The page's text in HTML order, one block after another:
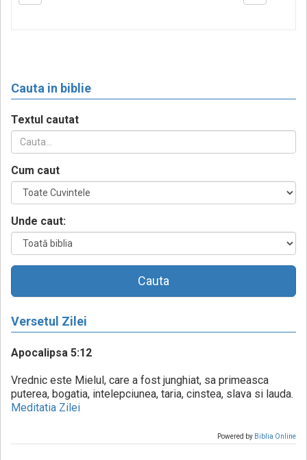
Cauta in biblie
Textul cautat
Cum caut
Unde caut:
Cauta
Versetul Zilei
Apocalipsa 5:12
Vrednic este Mielul, care a fost junghiat, sa primeasca
puterea, bogatia, intelepciunea, taria, cinstea, slava si lauda.
Meditatia Zilei
Powered by Biblia Online